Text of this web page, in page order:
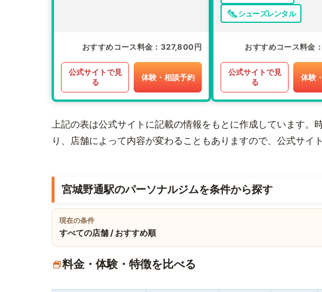
おすすめコース料金 327,800円
公式サイトで見
る
体験・相談予約
シューズレンタル
おすすめコース料金
公式サイトで見
る
体験
上記の表は公式サイトに記載の情報をもとに作成しています。
り、店舗によって内容が変わることもありますので、公式サイ
宮城野通駅のパーソナルジムを条件から探す
現在の条件
すべての店舗 / おすすめ順
料金・体験・特徴を比べる